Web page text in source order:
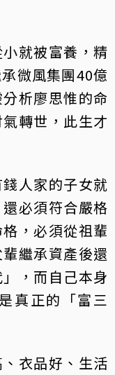
就被富養，精
微風集團40億
析廖思惟的命
轉世，此生才
人家的子女就
必須符合嚴格
，必須從祖輩
繼承資產後還
，而自己本身
真正的「富三
衣品好、生活